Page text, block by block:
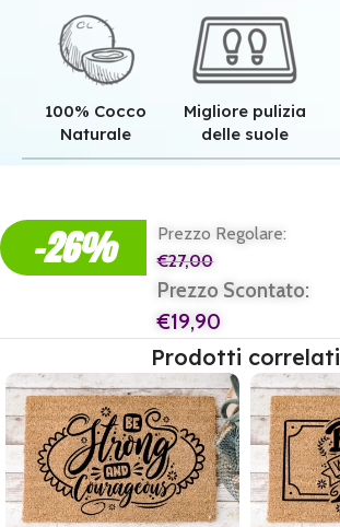
100% Cocco
Naturale
Migliore pulizia
delle suole
-26%
Prezzo Regolare:
€27,00
Prezzo Scontato:
€19,90
Prodotti correlati